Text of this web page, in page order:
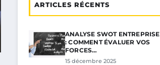
ARTICLES RÉCENTS
ANALYSE SWOT ENTREPRISE
: COMMENT ÉVALUER VOS
FORCES…
15 décembre 2025